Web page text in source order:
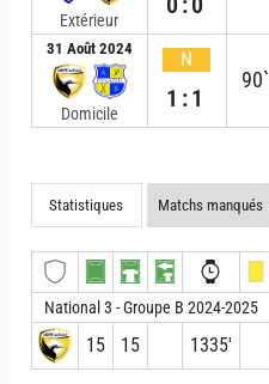
Extérieur
31 Août 2024
Domicile
N
1:1
90`
Statistiques Matchs manqués
National 3 - Groupe B 2024-2025
15 15 1335′